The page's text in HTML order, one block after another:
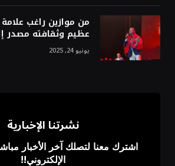
من موازين راغب
عظيم وثقافته مصدر
يونيو 24, 2025
نشرتنا الإخبارية
اشترك معنا لتصلك آخر الأخبار
الإلكتروني!!